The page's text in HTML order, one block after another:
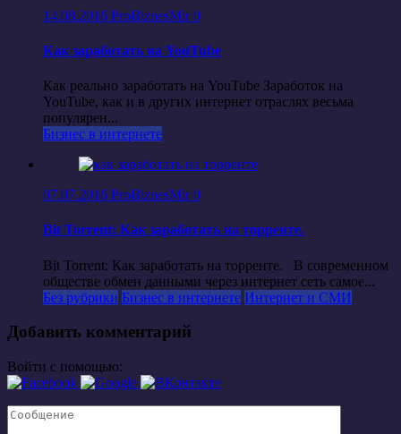
14.08.2016 ProBiznesMir0
Как заработать на YouTube
Как реально заработать на YouTube Заработок на
YouTube, как и в других интернет отраслях весьма
популярен...
Бизнес в интернете
07.07.2016 ProBiznesMir0
Bit Torrent: Как заработать на торренте.
Bit Torrent: Как заработать на торренте. В современном
обществе обмен данными через интернет сеть самое...
Без рубрики Бизнес в интернете Интернет и СМИ
Добавить комментарий
Войти с помощью: